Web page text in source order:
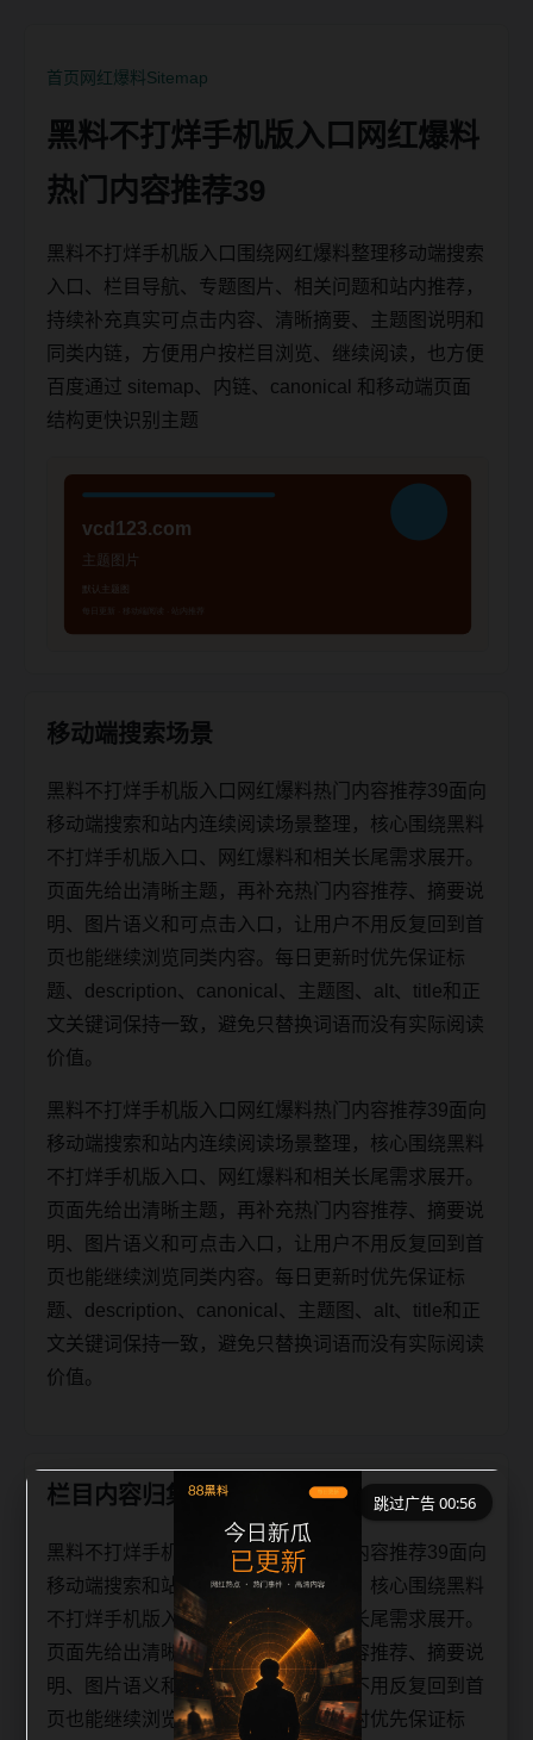
首页网红爆料Sitemap
黑料不打烊手机版入口网红爆料
热门内容推荐39
黑料不打烊手机版入口围绕网红爆料整理移动端搜索
入口、栏目导航、专题图片、相关问题和站内推荐，
持续补充真实可点击内容、清晰摘要、主题图说明和
同类内链，方便用户按栏目浏览、继续阅读，也方便
百度通过 sitemap、内链、canonical 和移动端页面
结构更快识别主题
移动端搜索场景
黑料不打烊手机版入口网红爆料热门内容推荐39面向
移动端搜索和站内连续阅读场景整理，核心围绕黑料
不打烊手机版入口、网红爆料和相关长尾需求展开。
页面先给出清晰主题，再补充热门内容推荐、摘要说
明、图片语义和可点击入口，让用户不用反复回到首
页也能继续浏览同类内容。每日更新时优先保证标
题、description、canonical、主题图、alt、title和正
文关键词保持一致，避免只替换词语而没有实际阅读
价值。
黑料不打烊手机版入口网红爆料热门内容推荐39面向
移动端搜索和站内连续阅读场景整理，核心围绕黑料
不打烊手机版入口、网红爆料和相关长尾需求展开。
页面先给出清晰主题，再补充热门内容推荐、摘要说
明、图片语义和可点击入口，让用户不用反复回到首
页也能继续浏览同类内容。每日更新时优先保证标
题、description、canonical、主题图、alt、title和正
文关键词保持一致，避免只替换词语而没有实际阅读
价值。
栏目内容归集
黑料不打烊手机版入口网红爆料热门内容推荐39面向
移动端搜索和站内连续阅读场景整理，核心围绕黑料
不打烊手机版入口、网红爆料和相关长尾需求展开。
页面先给出清晰主题，再补充热门内容推荐、摘要说
明、图片语义和可点击入口，让用户不用反复回到首
页也能继续浏览同类内容。每日更新时优先保证标
跳过广告 00:56